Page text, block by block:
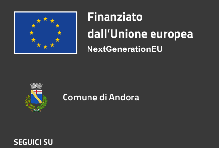
Comune di Andora
SEGUICI SU